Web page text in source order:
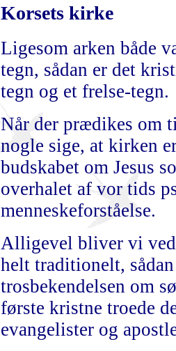
Korsets kirke
Ligesom arken både
tegn, sådan er det
tegn og et frelse-tegn.
Når der prædikes om
nogle sige, at kirken
budskabet om Jesus
overhalet af vor tids
menneskeforståelse.
Alligevel bliver vi
helt traditionelt,
trosbekendelsen om
første kristne troede
evangelister og